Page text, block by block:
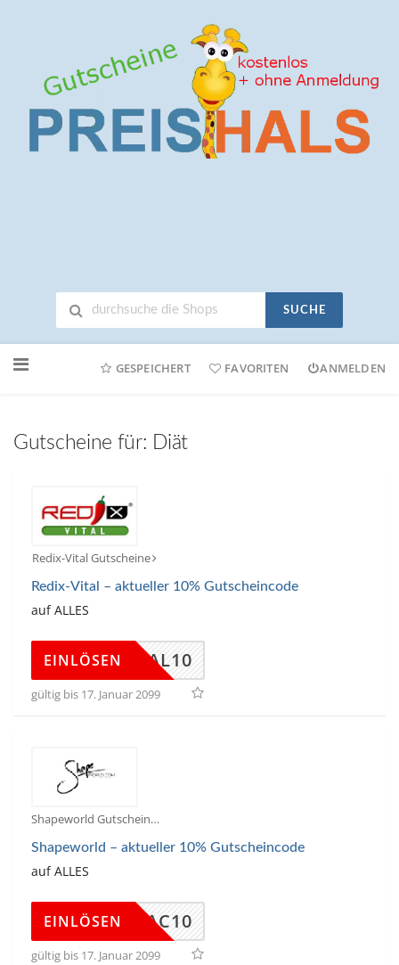
SUCHE
Online-
GESPEICHERT FAVORITEN ANMELDEN
Gutscheine für: Diät
Redix-Vital Gutscheine
Redix-Vital – aktueller 10% Gutscheincode
auf ALLES
XVITAL10
EINLÖSEN
gültig bis 17. Januar 2099
Shapeworld Gutscheine
Shapeworld – aktueller 10% Gutscheincode
auf ALLES
SWAC10
EINLÖSEN
gültig bis 17. Januar 2099